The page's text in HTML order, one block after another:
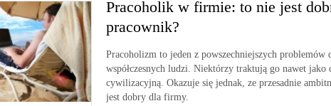
Pracoholik w firmie: to nie jest
pracownik?
Pracoholizm to jeden z powszechniejszych problemów
współczesnych ludzi. Niektórzy traktują go nawet jako
cywilizacyjną. Okazuje się jednak, ze przesadnie
jest dobry dla firmy.